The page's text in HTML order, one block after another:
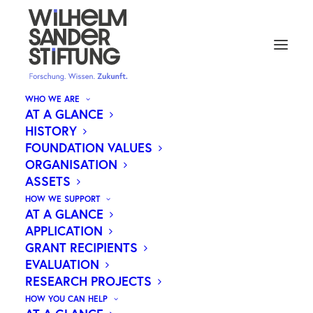
WHO WE ARE
AT A GLANCE
HISTORY
FOUNDATION VALUES
ORGANISATION
ASSETS
HOW WE SUPPORT
AT A GLANCE
APPLICATION
GRANT RECIPIENTS
EVALUATION
RESEARCH PROJECTS
HOW YOU CAN HELP
BAUSTEIN FÜR AUSLÖSUNG
DER KINDLICHEN AKUTEN
ERYTHROLEUKÄMIE
GEFUNDEN
Noch immer ist die Heilung von akuter